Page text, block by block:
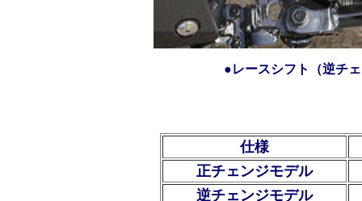
●レースシフト（逆チ
仕様
正チェンジモデル
逆チェンジモデル